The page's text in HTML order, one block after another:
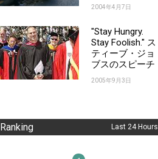
2004年4月7日
"Stay Hungry.
Stay Foolish." ス
ティーブ・ジョ
ブスのスピーチ
2005年9月3日
Ranking Last 24 Hours